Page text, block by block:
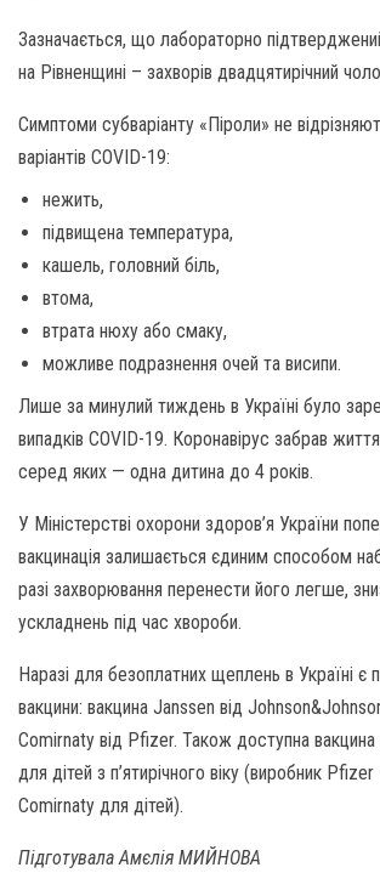
Зазначається, що лабораторно
на Рівненщині – захворів двадцятирічний
Симптоми субваріанту «Піроли» не
варіантів COVID-19:
нежить,
підвищена температура,
кашель, головний біль,
втома,
втрата нюху або смаку,
можливе подразнення очей та висипи.
Лише за минулий тиждень в Україні було
випадків COVID-19. Коронавірус забрав
серед яких — одна дитина до 4 років.
У Міністерстві охорони здоров’я України
вакцинація залишається єдиним способом
разі захворювання перенести його легше,
ускладнень під час хвороби.
Наразі для безоплатних щеплень в Україні є
вакцини: вакцина Janssen від
Comirnaty від Pfizer. Також доступна вакцина
для дітей з п’ятирічного віку (виробник
Comirnaty для дітей).
Підготувала Амєлія МИЙНОВА